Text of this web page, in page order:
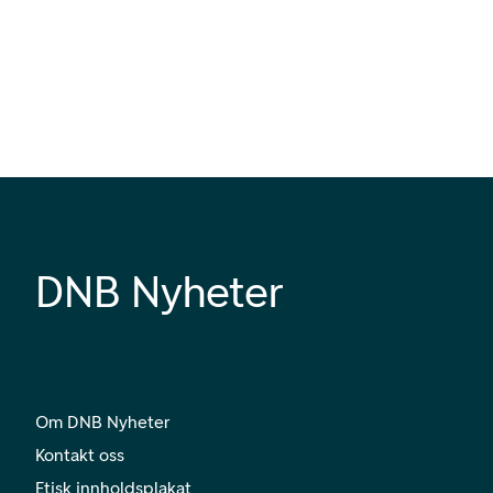
DNB Nyheter
Om DNB Nyheter
Kontakt oss
Etisk innholdsplakat